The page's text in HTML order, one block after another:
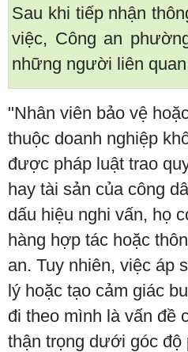
Sau khi tiếp nhận
việc, Công an
những người liên
"Nhân viên bảo vệ
thuộc doanh nghiệp
được pháp luật trao
hay tài sản của công
dấu hiệu nghi vấn, họ
hàng hợp tác hoặc
an. Tuy nhiên, việc áp
lý hoặc tạo cảm giác
đi theo mình là vấn đề
thận trọng dưới góc độ